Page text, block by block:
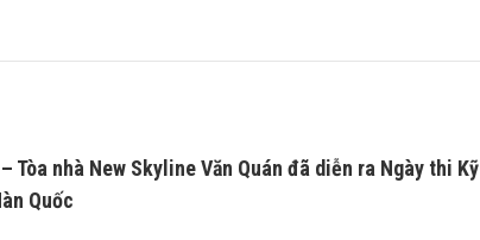
Tòa nhà New Skyline Văn Quán đã diễn ra Ngày thi Kỹ
Quốc